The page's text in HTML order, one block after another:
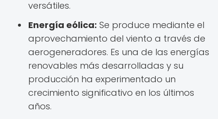
versátiles.
Energía eólica: Se produce mediante el
aprovechamiento del viento a través de
aerogeneradores. Es una de las energías
renovables más desarrolladas y su
producción ha experimentado un
crecimiento significativo en los últimos
años.